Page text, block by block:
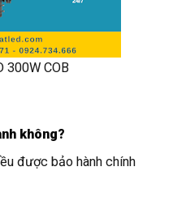
300W COB
không?
được bảo hành chính